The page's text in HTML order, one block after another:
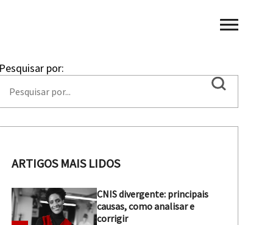
Pesquisar por:
ARTIGOS MAIS LIDOS
CNIS divergente: principais
causas, como analisar e
corrigir